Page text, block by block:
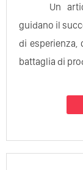
Un
guidano il
di esperienza,
battaglia di